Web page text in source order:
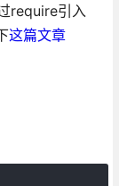
require引入
这篇文章